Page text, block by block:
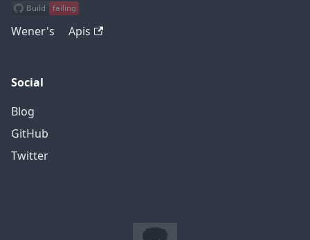
Wener's Apis
Social
Blog
GitHub
Twitter